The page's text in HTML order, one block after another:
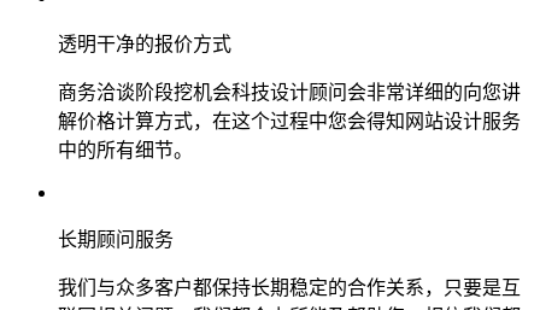
透明干净的报价方式
商务洽谈阶段挖机会科技设计顾问会非常详细的向您讲
解价格计算方式，在这个过程中您会得知网站设计服务
中的所有细节。
长期顾问服务
我们与众多客户都保持长期稳定的合作关系，只要是互